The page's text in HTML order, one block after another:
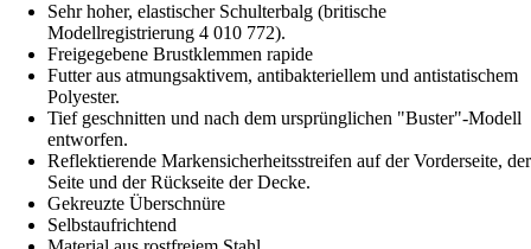
Sehr hoher, elastischer Schulterbalg (britische
Modellregistrierung 4 010 772).
Freigegebene Brustklemmen rapide
Futter aus atmungsaktivem, antibakteriellem und antistatischem
Polyester.
Tief geschnitten und nach dem ursprünglichen "Buster"-Modell
entworfen.
Reflektierende Markensicherheitsstreifen auf der Vorderseite, der
Seite und der Rückseite der Decke.
Gekreuzte Überschnüre
Selbstaufrichtend